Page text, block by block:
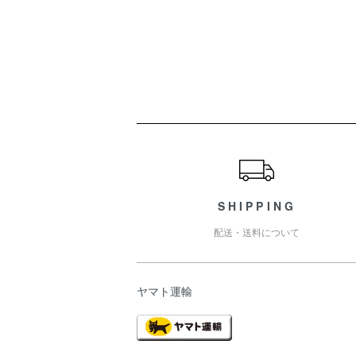
SHIPPING
配送・送料について
ヤマト運輸